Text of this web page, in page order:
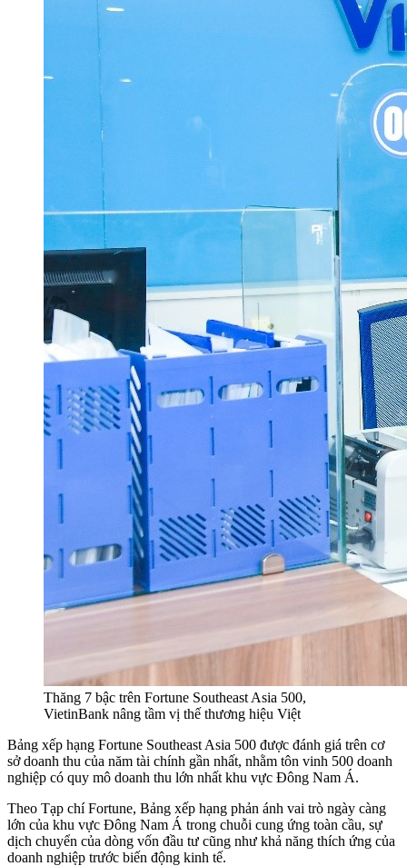
Thăng 7 bậc trên Fortune Southeast Asia 500,
VietinBank nâng tầm vị thế thương hiệu Việt
Bảng xếp hạng Fortune Southeast Asia 500 được đánh giá trên cơ
sở doanh thu của năm tài chính gần nhất, nhằm tôn vinh 500 doanh
nghiệp có quy mô doanh thu lớn nhất khu vực Đông Nam Á.
Theo Tạp chí Fortune, Bảng xếp hạng phản ánh vai trò ngày càng
lớn của khu vực Đông Nam Á trong chuỗi cung ứng toàn cầu, sự
dịch chuyển của dòng vốn đầu tư cũng như khả năng thích ứng của
doanh nghiệp trước biến động kinh tế.